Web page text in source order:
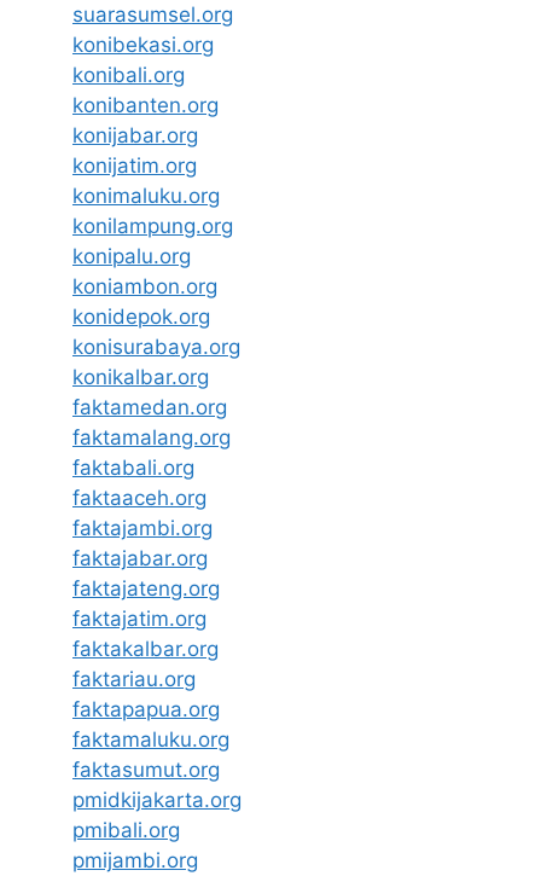
suarasumsel.org
konibekasi.org
konibali.org
konibanten.org
konijabar.org
konijatim.org
konimaluku.org
konilampung.org
konipalu.org
koniambon.org
konidepok.org
konisurabaya.org
konikalbar.org
faktamedan.org
faktamalang.org
faktabali.org
faktaaceh.org
faktajambi.org
faktajabar.org
faktajateng.org
faktajatim.org
faktakalbar.org
faktariau.org
faktapapua.org
faktamaluku.org
faktasumut.org
pmidkijakarta.org
pmibali.org
pmijambi.org